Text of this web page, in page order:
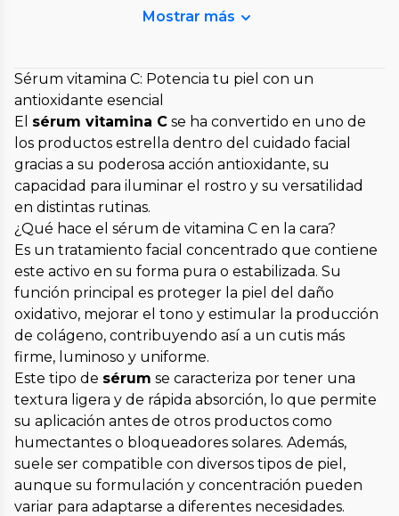
Mostrar más
Sérum vitamina C: Potencia tu piel con un
antioxidante esencial
El sérum vitamina C se ha convertido en uno de
los productos estrella dentro del cuidado facial
gracias a su poderosa acción antioxidante, su
capacidad para iluminar el rostro y su versatilidad
en distintas rutinas.
¿Qué hace el sérum de vitamina C en la cara?
Es un tratamiento facial concentrado que contiene
este activo en su forma pura o estabilizada. Su
función principal es proteger la piel del daño
oxidativo, mejorar el tono y estimular la producción
de colágeno, contribuyendo así a un cutis más
firme, luminoso y uniforme.
Este tipo de sérum se caracteriza por tener una
textura ligera y de rápida absorción, lo que permite
su aplicación antes de otros productos como
humectantes o bloqueadores solares. Además,
suele ser compatible con diversos tipos de piel,
aunque su formulación y concentración pueden
variar para adaptarse a diferentes necesidades.